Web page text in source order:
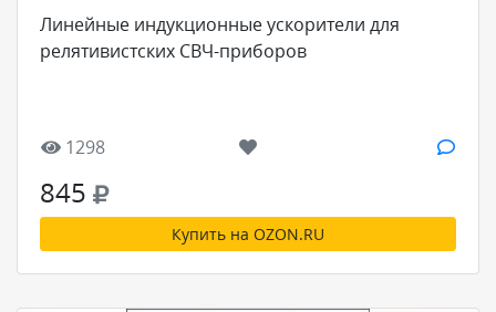
Линейные индукционные ускорители для
релятивистских СВЧ-приборов
1298
845
Купить на OZON.RU